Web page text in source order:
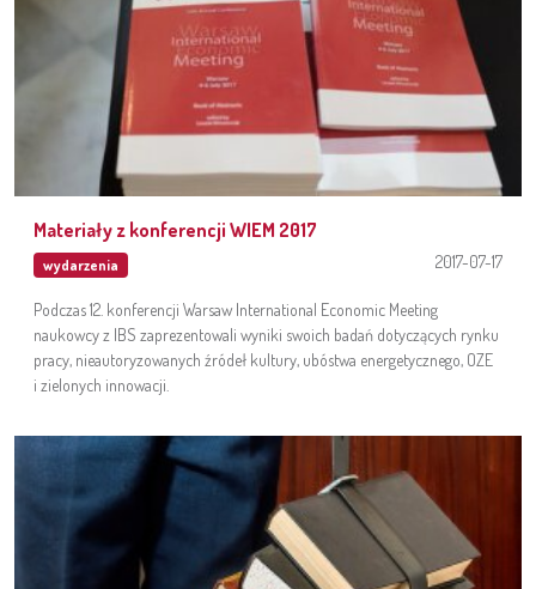
Materiały z konferencji WIEM 2017
wydarzenia 2017-07-17
Podczas 12. konferencji Warsaw International Economic Meeting
naukowcy z IBS zaprezentowali wyniki swoich badań dotyczących rynku
pracy, nieautoryzowanych źródeł kultury, ubóstwa energetycznego, OZE
i zielonych innowacji.